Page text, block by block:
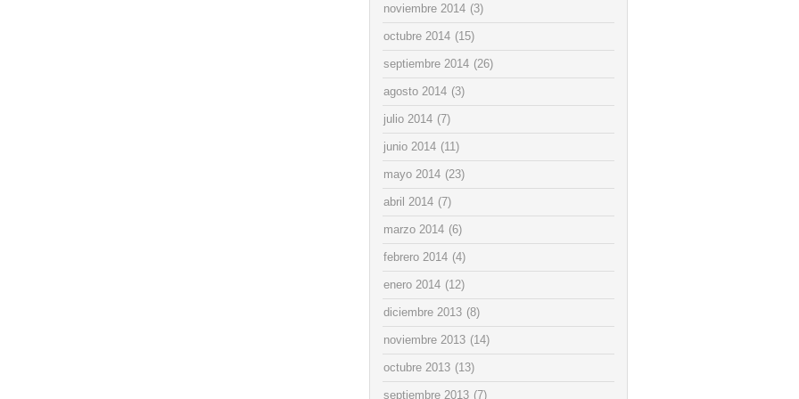
noviembre 2014 (3)
octubre 2014 (15)
septiembre 2014 (26)
agosto 2014 (3)
julio 2014 (7)
junio 2014 (11)
mayo 2014 (23)
abril 2014 (7)
marzo 2014 (6)
febrero 2014 (4)
enero 2014 (12)
diciembre 2013 (8)
noviembre 2013 (14)
octubre 2013 (13)
septiembre 2013 (7)